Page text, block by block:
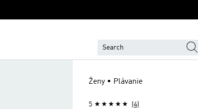
Ženy • Plávanie
5 (4)